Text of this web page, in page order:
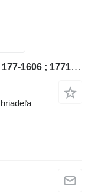
Ozubené koleso vačkového hriadeľa 177-1606 ; 1771606 Spare Part Caterpillar na stavebného stroja Caterpillar